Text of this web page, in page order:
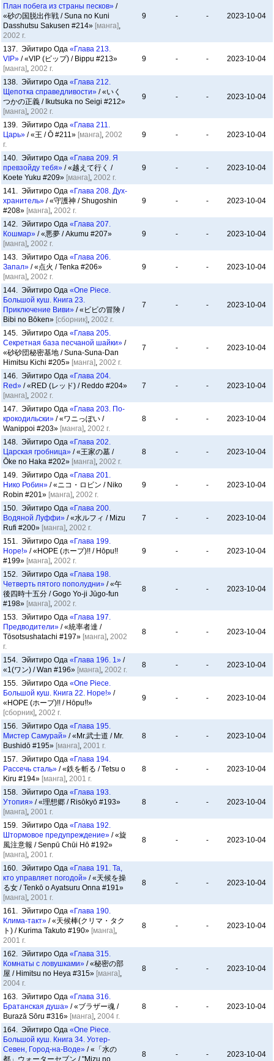
План побега из страны песков» /
«砂の国脱出作戦 / Suna no Kuni
Dasshutsu Sakusen #214» [манга],
2002 г.
9 - - 2023-10-04
137. Эйитиро Ода «Глава 213.
VIP» / «VIP (ビップ) / Bippu #213»
[манга], 2002 г.
9 - - 2023-10-04
138. Эйитиро Ода «Глава 212.
Щепотка справедливости» / «いく
つかの正義 / Ikutsuka no Seigi #212»
[манга], 2002 г.
9 - - 2023-10-04
139. Эйитиро Ода «Глава 211.
Царь» / «王 / Ō #211» [манга], 2002
г.
9 - - 2023-10-04
140. Эйитиро Ода «Глава 209. Я
превзойду тебя» / «越えて行く /
Koete Yuku #209» [манга], 2002 г.
9 - - 2023-10-04
141. Эйитиро Ода «Глава 208. Дух-
хранитель» / «守護神 / Shugoshin
#208» [манга], 2002 г.
9 - - 2023-10-04
142. Эйитиро Ода «Глава 207.
Кошмар» / «悪夢 / Akumu #207»
[манга], 2002 г.
9 - - 2023-10-04
143. Эйитиро Ода «Глава 206.
Запал» / «点火 / Tenka #206»
[манга], 2002 г.
9 - - 2023-10-04
144. Эйитиро Ода «One Piece.
Большой куш. Книга 23.
Приключение Виви» / «ビビの冒険 /
Bibi no Bōken» [сборник], 2002 г.
7 - - 2023-10-04
145. Эйитиро Ода «Глава 205.
Секретная база песчаной шайки» /
«砂砂団秘密基地 / Suna-Suna-Dan
Himitsu Kichi #205» [манга], 2002 г.
7 - - 2023-10-04
146. Эйитиро Ода «Глава 204.
Red» / «RED (レッド) / Reddo #204»
[манга], 2002 г.
7 - - 2023-10-04
147. Эйитиро Ода «Глава 203. По-
крокодильски» / «ワニっぽい /
Wanippoi #203» [манга], 2002 г.
8 - - 2023-10-04
148. Эйитиро Ода «Глава 202.
Царская гробница» / «王家の墓 /
Ōke no Haka #202» [манга], 2002 г.
8 - - 2023-10-04
149. Эйитиро Ода «Глава 201.
Нико Робин» / «ニコ・ロビン / Niko
Robin #201» [манга], 2002 г.
9 - - 2023-10-04
150. Эйитиро Ода «Глава 200.
Водяной Луффи» / «水ルフィ / Mizu
Rufi #200» [манга], 2002 г.
7 - - 2023-10-04
151. Эйитиро Ода «Глава 199.
Hope!» / «HOPE (ホープ)!! / Hōpu!!
#199» [манга], 2002 г.
9 - - 2023-10-04
152. Эйитиро Ода «Глава 198.
Четверть пятого пополудни» / «午
後四時十五分 / Gogo Yo-ji Jūgo-fun
#198» [манга], 2002 г.
8 - - 2023-10-04
153. Эйитиро Ода «Глава 197.
Предводители» / «統率者達 /
Tōsotsushatachi #197» [манга], 2002
г.
8 - - 2023-10-04
154. Эйитиро Ода «Глава 196. 1» /
«1(ワン) / Wan #196» [манга], 2002 г.
8 - - 2023-10-04
155. Эйитиро Ода «One Piece.
Большой куш. Книга 22. Hope!» /
«HOPE (ホープ)!! / Hōpu!!»
[сборник], 2002 г.
9 - - 2023-10-04
156. Эйитиро Ода «Глава 195.
Мистер Самурай» / «Mr.武士道 / Mr.
Bushidō #195» [манга], 2001 г.
8 - - 2023-10-04
157. Эйитиро Ода «Глава 194.
Рассечь сталь» / «鉄を斬る / Tetsu o
Kiru #194» [манга], 2001 г.
8 - - 2023-10-04
158. Эйитиро Ода «Глава 193.
Утопия» / «理想郷 / Risōkyō #193»
[манга], 2001 г.
8 - - 2023-10-04
159. Эйитиро Ода «Глава 192.
Штормовое предупреждение» / «旋
風注意報 / Senpū Chūi Hō #192»
[манга], 2001 г.
8 - - 2023-10-04
160. Эйитиро Ода «Глава 191. Та,
кто управляет погодой» / «天候を操
る女 / Tenkō o Ayatsuru Onna #191»
[манга], 2001 г.
8 - - 2023-10-04
161. Эйитиро Ода «Глава 190.
Клима-такт» / «天候棒(クリマ・タク
ト) / Kurima Takuto #190» [манга],
2001 г.
8 - - 2023-10-04
162. Эйитиро Ода «Глава 315.
Комнаты с ловушками» / «秘密の部
屋 / Himitsu no Heya #315» [манга],
2004 г.
8 - - 2023-10-04
163. Эйитиро Ода «Глава 316.
Братанская душа» / «ブラザー魂 /
Burazā Sōru #316» [манга], 2004 г.
8 - - 2023-10-04
164. Эйитиро Ода «One Piece.
Большой куш. Книга 34. Уотер-
Севен, Город-на-Воде» / «「水の
都」ウォーターセブン / "Mizu no
8 - - 2023-10-04